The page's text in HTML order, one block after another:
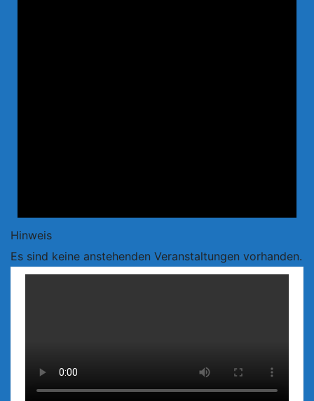
Hinweis
Es sind keine anstehenden Veranstaltungen vorhanden.